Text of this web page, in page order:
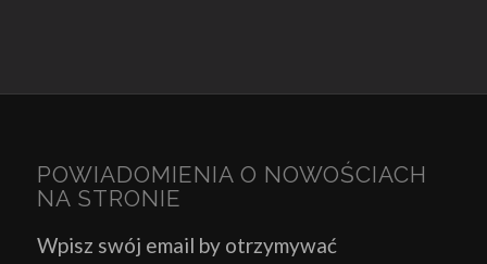
POWIADOMIENIA O NOWOŚCIACH
NA STRONIE
Wpisz swój email by otrzymywać